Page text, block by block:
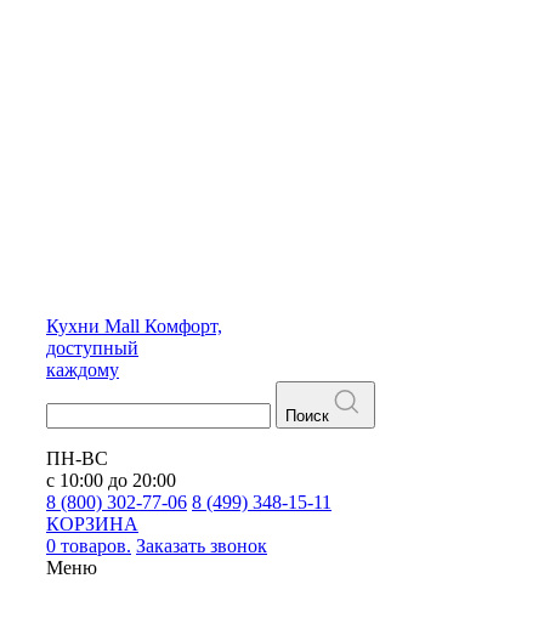
Кухни Mall Комфорт,
доступный
каждому
Поиск
ПН-ВС
с 10:00 до 20:00
8 (800) 302-77-06 8 (499) 348-15-11
КОРЗИНА
0 товаров. Заказать звонок
Меню